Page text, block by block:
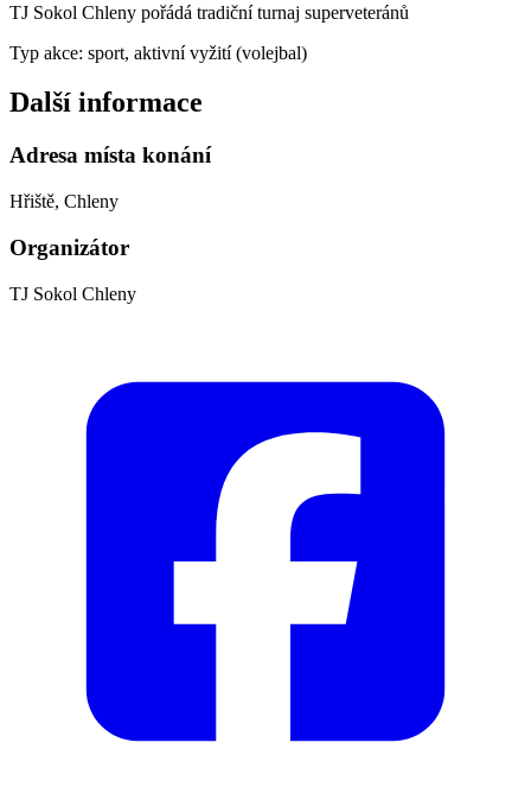
TJ Sokol Chleny pořádá tradiční turnaj superveteránů
Typ akce: sport, aktivní vyžití (volejbal)
Další informace
Adresa místa konání
Hřiště, Chleny
Organizátor
TJ Sokol Chleny